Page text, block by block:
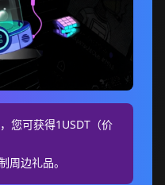
您可获得1USDT（价
周边礼品。